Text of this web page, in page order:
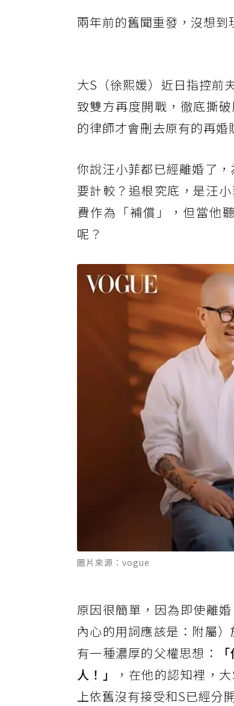
兩年前的舊聞重發，沒想
大S（徐熙媛）近日指控前
致雙方再度開戰，徹底撕
的律師才會刪去原有的再婚
你說汪小菲都已經離婚了
要計較？追根究底，是汪
費作為「補償」，但當他
呢？
圖片來源：vogue
原因很簡單，因為即使離
內心的用詞應該是：附屬
有一種濃厚的父權思想：
人！」
，在他的認知裡，
上依舊沒有接受和S已經分